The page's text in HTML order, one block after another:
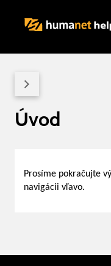
Úvod
Prosíme pokračujte
navigácii vľavo.